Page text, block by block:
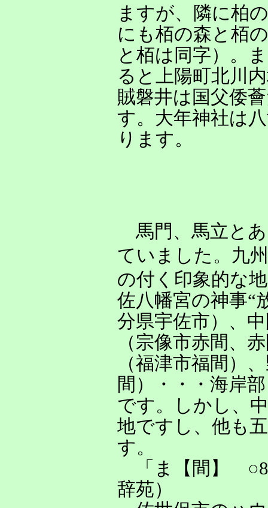
ますが、隣に柏
にも栢の森と栢
と栢は同字）。
ると上陽町北川
賊磐井は国父倭
す。大年神社は
ります。
馬門、馬立と
ていました。九
の付く印象的な
佐八幡宮の神事“
分県宇佐市）、
（宗像市赤間、
（福津市福間）
間）・・・海岸
です。しかし、
地ですし、他も
す。
「ま【間】 ○8
辞苑）